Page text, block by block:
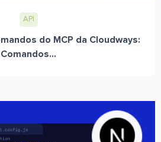
API
do MCP da Cloudways:
Comandos...